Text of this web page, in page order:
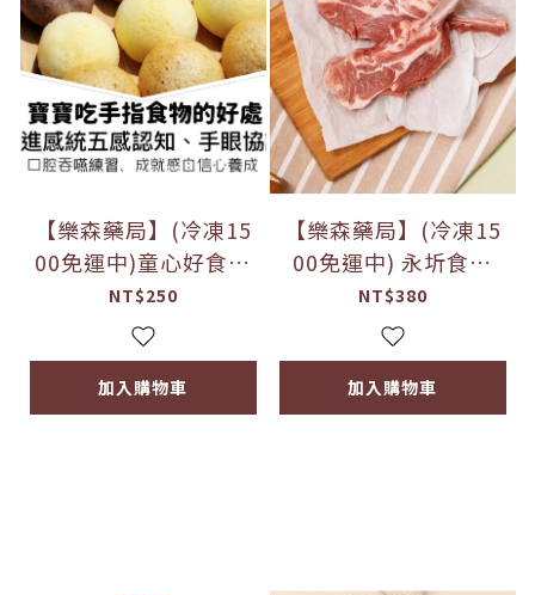
【樂森藥局】(冷凍15
00免運中)童心好食館
球球燕麥鬆餅｜無調味
｜10M+
NT$250
加入購物車
【樂森藥局】(冷凍15
00免運中) 永圻食品
『紐西蘭』小羔羊肩
排-140g
NT$380
加入購物車